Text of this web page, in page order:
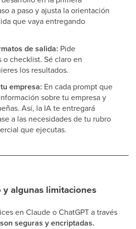
a paso y ajusta la orientación
que vaya entregando
de salida: Pide
o checklist. Sé claro en
los resultados.
empresa: En cada prompt que
sobre tu empresa y
Así, la IA te entregará
a las necesidades de tu rubro
que ejecutas.
y algunas limitaciones
en Claude o ChatGPT a través
son seguras y encriptadas.